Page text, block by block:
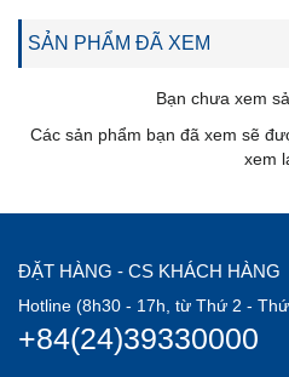
SẢN PHẨM ĐÃ XEM
Bạn chưa xem
Các sản phẩm bạn đã xem sẽ
xem
ĐẶT HÀNG - CS KHÁCH HÀNG
Hotline (8h30 - 17h, từ Thứ 2 -
+84(24)39330000